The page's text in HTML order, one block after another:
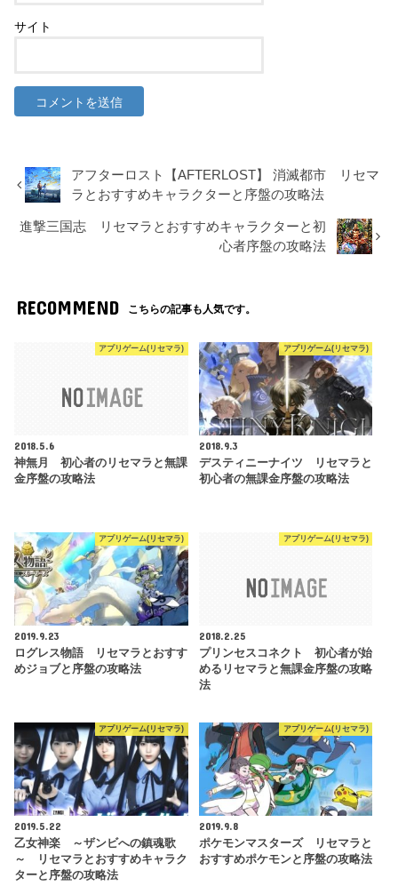
サイト
アフターロスト【AFTERLOST】 消滅都市 リセマ
ラとおすすめキャラクターと序盤の攻略法
進撃三国志 リセマラとおすすめキャラクターと初
心者序盤の攻略法
RECOMMEND こちらの記事も人気です。
アプリゲーム(リセマラ)
2018.5.6
神無月 初心者のリセマラと無課
金序盤の攻略法
アプリゲーム(リセマラ)
2018.9.3
デスティニーナイツ リセマラと
初心者の無課金序盤の攻略法
アプリゲーム(リセマラ)
2019.9.23
ログレス物語 リセマラとおすす
めジョブと序盤の攻略法
アプリゲーム(リセマラ)
2018.2.25
プリンセスコネクト 初心者が始
めるリセマラと無課金序盤の攻略
法
アプリゲーム(リセマラ)
2019.5.22
乙女神楽 ～ザンビへの鎮魂歌
～ リセマラとおすすめキャラク
ターと序盤の攻略法
アプリゲーム(リセマラ)
2019.9.8
ポケモンマスターズ リセマラと
おすすめポケモンと序盤の攻略法